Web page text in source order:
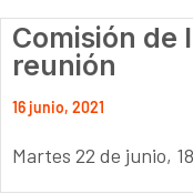
Comisión de
reunión
16 junio, 2021
Martes 22 de junio,